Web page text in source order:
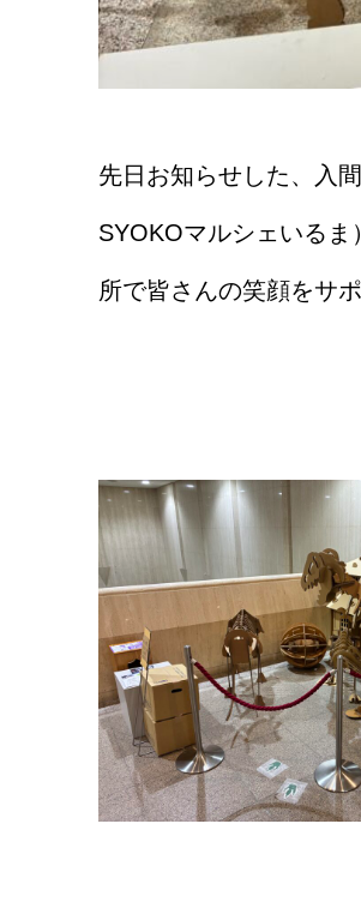
先日お知らせした、入
SYOKOマルシェいる
所で皆さんの笑顔をサ